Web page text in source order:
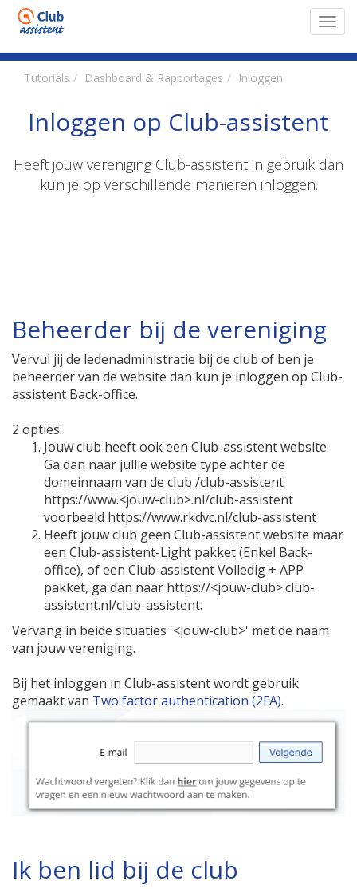
Tutorials Dashboard & Rapportages Inloggen
Inloggen op Club-assistent
Heeft jouw vereniging Club-assistent in gebruik dan
kun je op verschillende manieren inloggen.
Beheerder bij de vereniging
Vervul jij de ledenadministratie bij de club of ben je
beheerder van de website dan kun je inloggen op Club-
assistent Back-office.
2 opties:
Jouw club heeft ook een Club-assistent website.
Ga dan naar jullie website type achter de
domeinnaam van de club /club-assistent
https://www.<jouw-club>.nl/club-assistent
voorbeeld https://www.rkdvc.nl/club-assistent
Heeft jouw club geen Club-assistent website maar
een Club-assistent-Light pakket (Enkel Back-
office), of een Club-assistent Volledig + APP
pakket, ga dan naar https://<jouw-club>.club-
assistent.nl/club-assistent.
Vervang in beide situaties '<jouw-club>' met de naam
van jouw vereniging.
Bij het inloggen in Club-assistent wordt gebruik
gemaakt van Two factor authentication (2FA).
Ik ben lid bij de club